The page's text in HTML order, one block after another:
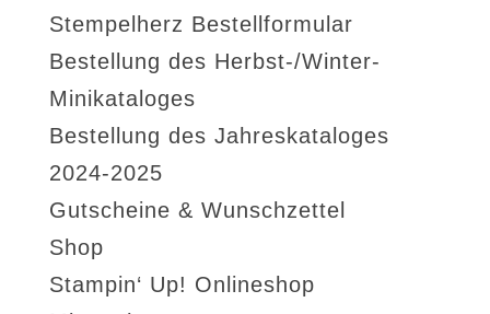
Stempelherz Bestellformular
Bestellung des Herbst-/Winter-
Minikataloges
Bestellung des Jahreskataloges
2024-2025
Gutscheine & Wunschzettel
Shop
Stampin‘ Up! Onlineshop